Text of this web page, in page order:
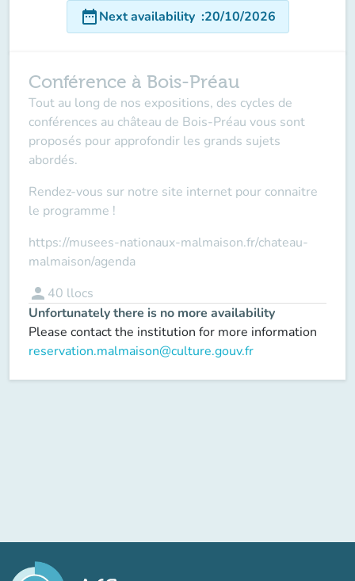
date_rangeNext availability :20/10/2026
Conférence à Bois-Préau
Tout au long de nos expositions, des cycles de
conférences au château de Bois-Préau vous sont
proposés pour approfondir les grands sujets
abordés.
Rendez-vous sur notre site internet pour connaitre
le programme !
https://musees-nationaux-malmaison.fr/chateau-
malmaison/agenda
person 40 llocs
Unfortunately there is no more availability
Please contact the institution for more information
reservation.malmaison@culture.gouv.fr